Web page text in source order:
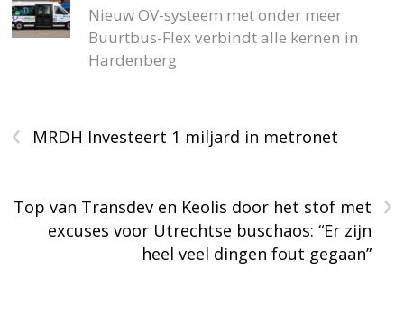
Nieuw OV-systeem met onder meer
Buurtbus-Flex verbindt alle kernen in
Hardenberg
‹ MRDH Investeert 1 miljard in metronet
›
Top van Transdev en Keolis door het stof met
excuses voor Utrechtse buschaos: “Er zijn
heel veel dingen fout gegaan”